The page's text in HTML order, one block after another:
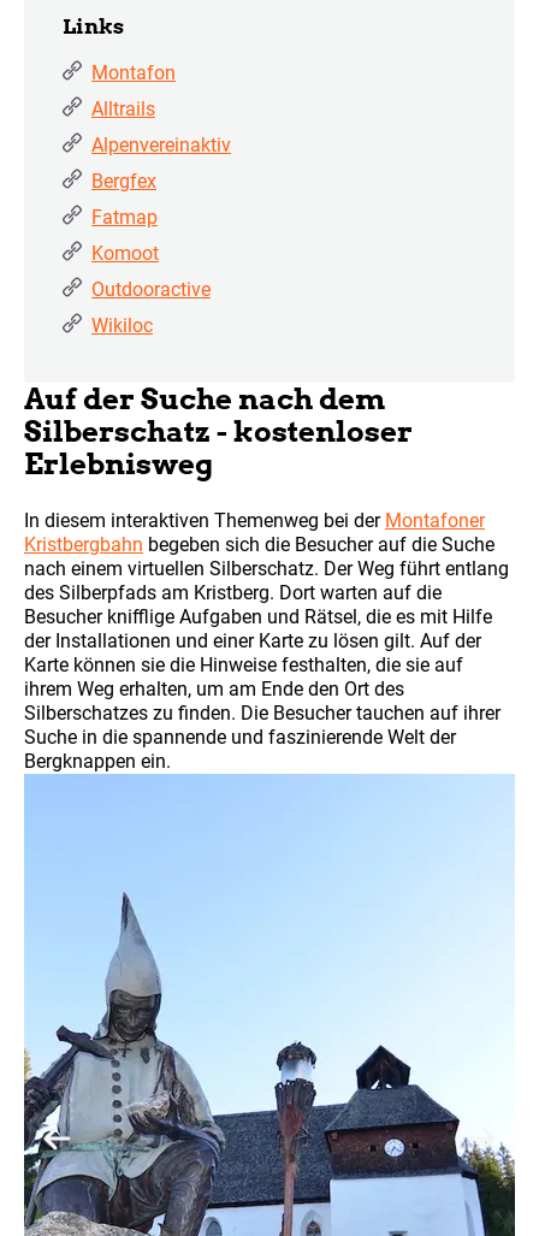
Links
Montafon
Alltrails
Alpenvereinaktiv
Bergfex
Fatmap
Komoot
Outdooractive
Wikiloc
Auf der Suche nach dem
Silberschatz - kostenloser
Erlebnisweg
In diesem interaktiven Themenweg bei der Montafoner
Kristbergbahn begeben sich die Besucher auf die Suche
nach einem virtuellen Silberschatz. Der Weg führt entlang
des Silberpfads am Kristberg. Dort warten auf die
Besucher knifflige Aufgaben und Rätsel, die es mit Hilfe
der Installationen und einer Karte zu lösen gilt. Auf der
Karte können sie die Hinweise festhalten, die sie auf
ihrem Weg erhalten, um am Ende den Ort des
Silberschatzes zu finden. Die Besucher tauchen auf ihrer
Suche in die spannende und faszinierende Welt der
Bergknappen ein.